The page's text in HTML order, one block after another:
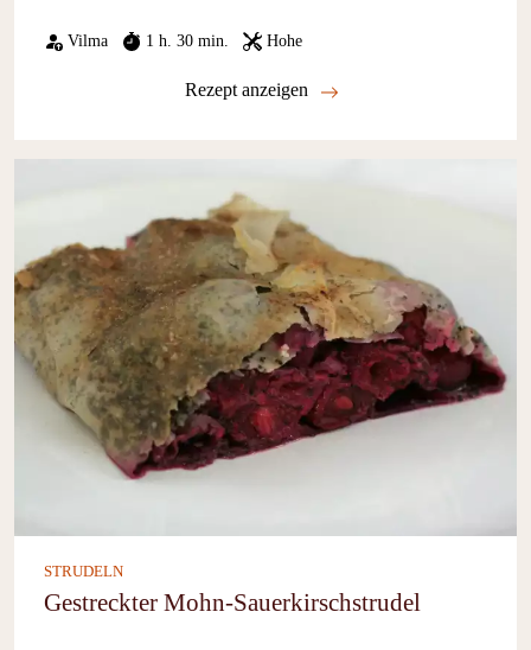
Vilma 1 h. 30 min. Hohe
Rezept anzeigen
STRUDELN
Gestreckter Mohn-Sauerkirschstrudel